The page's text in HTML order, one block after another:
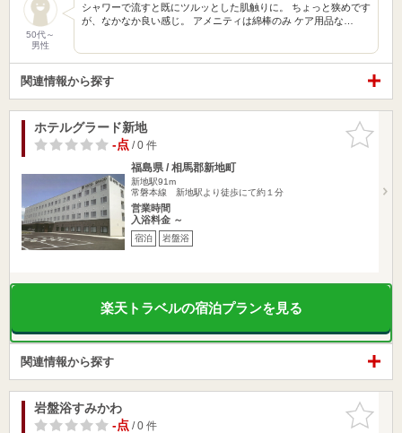
50代～
男性
シャワーで流すと既にツルッとした肌触りに。 ちょっと狭めです
が、なかなか良い感じ。 アメニティは綿棒のみ ケア用品な…
関連情報から探す
お気に入
りに追加
ホテルグラード新地
-点/ 0 件
福島県 / 相馬郡新地町
新地駅91m
常磐本線 新地駅より徒歩にて約１分
営業時間
入浴料金 ～
宿泊 岩盤浴
楽天トラベルの宿泊プランを見る
関連情報から探す
お気に入
りに追加
岩盤浴すみかわ
-点/ 0 件